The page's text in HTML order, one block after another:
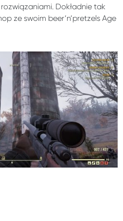
Dokładnie tak
ze swoim beer’n’pretzels Age